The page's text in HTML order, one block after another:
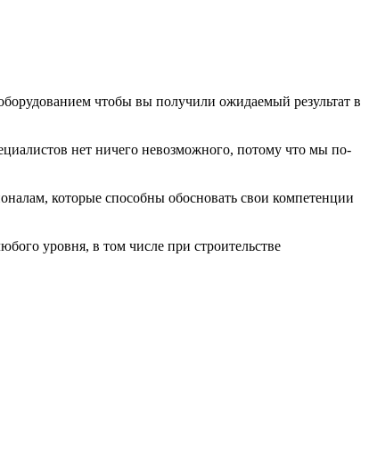
чтобы вы получили ожидаемый результат в
нет ничего невозможного, потому что мы по-
которые способны обосновать свои компетенции
уровня, в том числе при строительстве